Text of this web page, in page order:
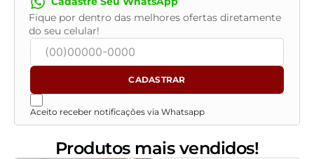
- Todos os nossos produtos são enviados devidamente
embalados e com total segurança
- Confira as dimensões do produto no momento da
compra e certifique-se de que passará normalmente
por elevadores, portas, escadas e/ou corredores,
evitando assim futuros desagrados ou imprevistos
com a entrega do produto.
Fique por dentro das melhores ofertas diretamente
do seu celular!
CADASTRAR
Aceito receber notificações via Whatsapp
Produtos mais vendidos!